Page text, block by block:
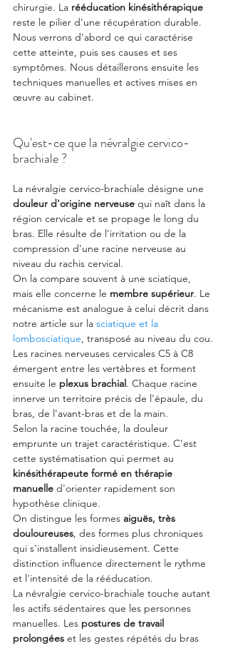
chirurgie. La rééducation kinésithérapique
reste le pilier d'une récupération durable.
Nous verrons d'abord ce qui caractérise
cette atteinte, puis ses causes et ses
symptômes. Nous détaillerons ensuite les
techniques manuelles et actives mises en
œuvre au cabinet.
Qu'est-ce que la névralgie cervico-
brachiale ?
La névralgie cervico-brachiale désigne une
douleur d'origine nerveuse qui naît dans la
région cervicale et se propage le long du
bras. Elle résulte de l'irritation ou de la
compression d'une racine nerveuse au
niveau du rachis cervical.
On la compare souvent à une sciatique,
mais elle concerne le membre supérieur. Le
mécanisme est analogue à celui décrit dans
notre article sur la sciatique et la
lombosciatique, transposé au niveau du cou.
Les racines nerveuses cervicales C5 à C8
émergent entre les vertèbres et forment
ensuite le plexus brachial . Chaque racine
innerve un territoire précis de l'épaule, du
bras, de l'avant-bras et de la main.
Selon la racine touchée, la douleur
emprunte un trajet caractéristique. C'est
cette systématisation qui permet au
kinésithérapeute formé en thérapie
manuelle d'orienter rapidement son
hypothèse clinique.
On distingue les formes aiguës, très
douloureuses, des formes plus chroniques
qui s'installent insidieusement. Cette
distinction influence directement le rythme
et l'intensité de la rééducation.
La névralgie cervico-brachiale touche autant
les actifs sédentaires que les personnes
manuelles. Les postures de travail
prolongées et les gestes répétés du bras